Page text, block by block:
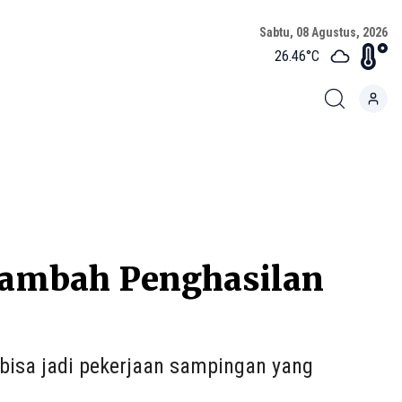
Sabtu, 08 Agustus, 2026
26.46°C
Penghasilan
jadi pekerjaan sampingan yang